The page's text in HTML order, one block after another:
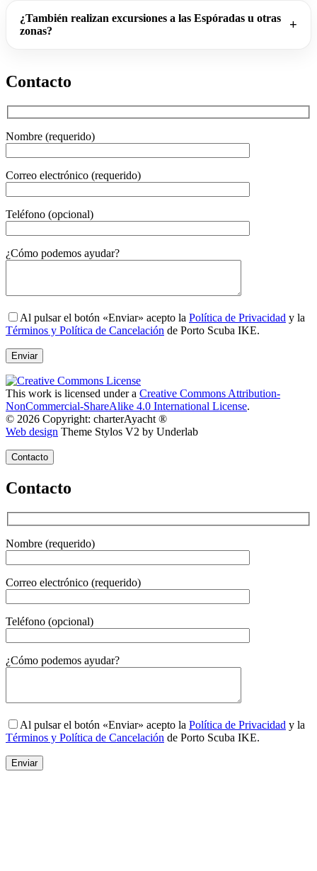
¿También realizan excursiones a las Espóradas u otras
zonas?
Contacto
Nombre (requerido)
Correo electrónico (requerido)
Teléfono (opcional)
Gender
¿Cómo podemos ayudar?
Al pulsar el botón «Enviar» acepto la Política de Privacidad y la
Términos y Política de Cancelación de Porto Scuba IKE.
This work is licensed under a Creative Commons Attribution-
NonCommercial-ShareAlike 4.0 International License.
© 2026 Copyright: charterAyacht ®
Web design Theme Stylos V2 by Underlab
Contacto
Contacto
Nombre (requerido)
Correo electrónico (requerido)
Teléfono (opcional)
Gender
¿Cómo podemos ayudar?
Al pulsar el botón «Enviar» acepto la Política de Privacidad y la
Términos y Política de Cancelación de Porto Scuba IKE.